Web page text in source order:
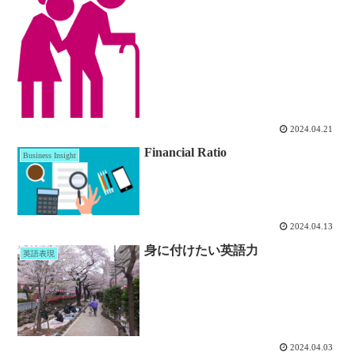
2024.04.21
Business Insight Financial Ratio
2024.04.13
英語表現 身に付けたい英語力
2024.04.03